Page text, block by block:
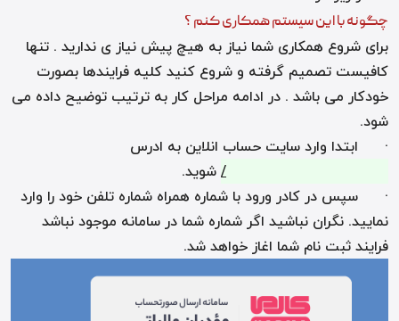
چگونه با این سیستم همکاری کنم ؟
برای شروع همکاری شما نیاز به هیچ پیش نیاز ی ندارید . تنها
کافیست تصمیم گرفته و شروع کنید کلیه فرایندها بصورت
خودکار می باشد . در ادامه مراحل کار به ترتیب توضیح داده می
شود.
· ابتدا وارد سایت حساب انلاین به ادرس
/شوید.
· سپس در کادر ورود با شماره همراه شماره تلفن خود را وارد
نمایید. نگران نباشید اگر شماره شما در سامانه موجود نباشد
فرایند ثبت نام شما اغاز خواهد شد.